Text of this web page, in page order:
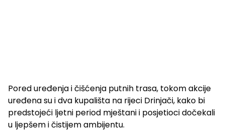
Pored uređenja i čišćenja putnih trasa, tokom akcije
uređena su i dva kupališta na rijeci Drinjači, kako bi
predstojeći ljetni period mještani i posjetioci dočekali
u ljepšem i čistijem ambijentu.